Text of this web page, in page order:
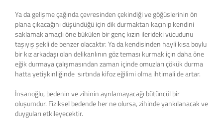
Ya da gelişme çağında çevresinden çekindiği ve göğüslerinin ön
plana çıkacağını düşündüğü için dik durmaktan kaçınıp kendini
saklamak amaçlı öne bükülen bir genç kızın ilerideki vücudunu
taşıyış şekli de benzer olacaktır. Ya da kendisinden hayli kısa boylu
bir kız arkadaşı olan delikanlının göz teması kurmak için daha öne
eğik durmaya çalışmasından zaman içinde omuzları çökük durma
hatta yetişkinliğinde sırtında kifoz eğilimi olma ihtimali de artar.
İnsanoğlu, bedenin ve zihinin ayrılamayacağı bütüncül bir
oluşumdur. Fiziksel bedende her ne olursa, zihinde yankılanacak ve
duyguları etkileyecektir.